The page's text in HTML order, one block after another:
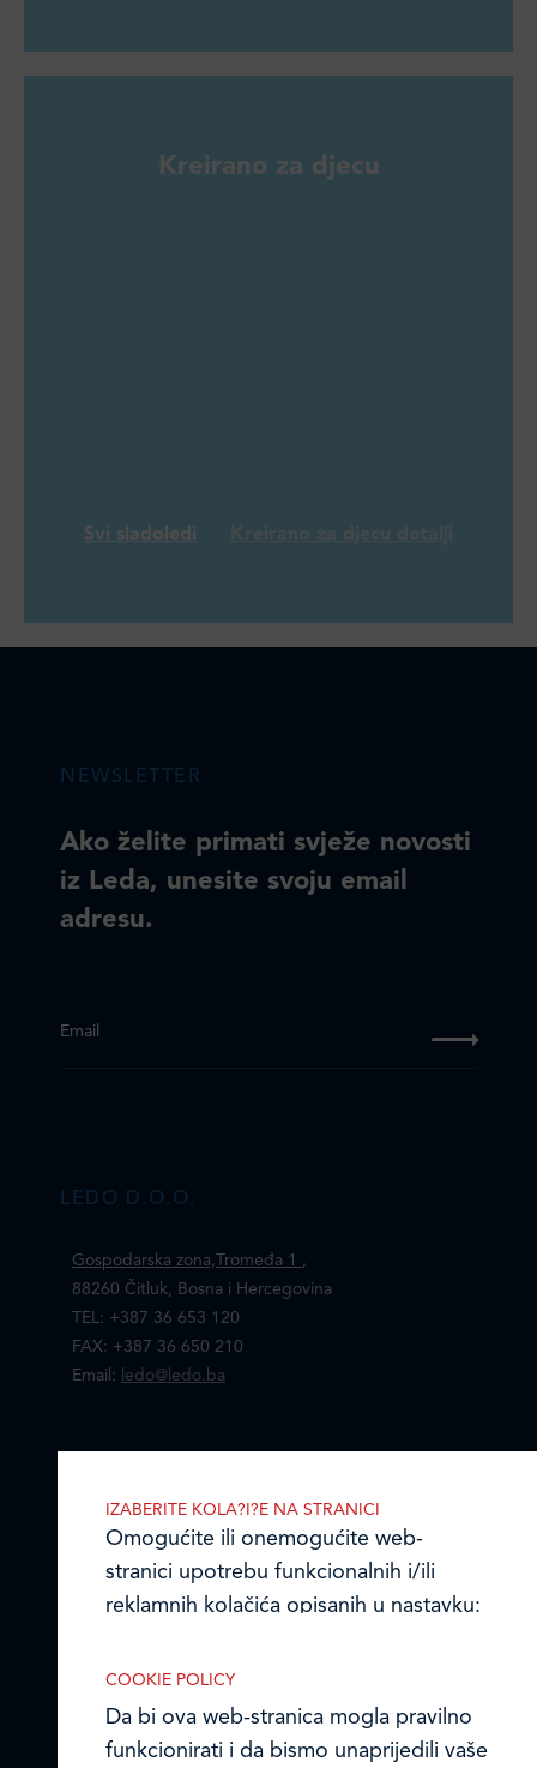
Kreirano za djecu
Svi sladoledi
NEWSLETTER
Ako želite primati svježe novosti
iz Leda, unesite svoju email
adresu.
Email
LEDO D.O.O.
Gospodarska zona,Tromeđa 1 ,
88260 Čitluk, Bosna i Hercegovina
TEL: +387 36 653 120
FAX: +387 36 650 210
Email:
ledo@ledo.ba
Online formular
Obavijest o Privatnosti i Kolačići
Kodeks poslovnih načela
COOKIE POLICY
Da bi ova web-stranica mogla pravilno
funkcionirati i da bismo unaprijedili vaše
IZABERITE KOLA?I?E NA STRANICI
Omogućite ili onemogućite web-
stranici upotrebu funkcionalnih i/ili
reklamnih kolačića opisanih u nastavku: